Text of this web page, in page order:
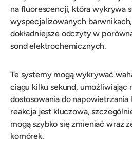
na fluorescencji, która wykrywa
wyspecjalizowanych
dokładniejsze odczyty w
sond elektrochemicznych.
Te systemy mogą wykrywać
ciągu kilku sekund, umożliwiając
dostosowania do napowietrzania
reakcja jest kluczowa,
mogą szybko się zmieniać wraz
komórek.